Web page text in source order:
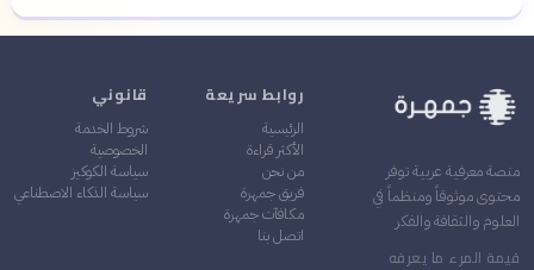
منصة معرفية عربية توفر
محتوى موثوقاً ومنظماً في
العلوم والثقافة والفكر
قيمة المرء ما يعرفه
روابط سريعة
الرئيسية
الأكثر قراءة
من نحن
فريق جمهرة
مكافآت جمهرة
اتصل بنا
قانوني
شروط الخدمة
الخصوصية
سياسة الكوكيز
سياسة الذكاء الاصطناعي